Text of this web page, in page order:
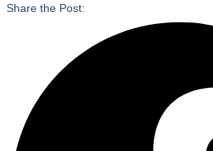
Share the Post: